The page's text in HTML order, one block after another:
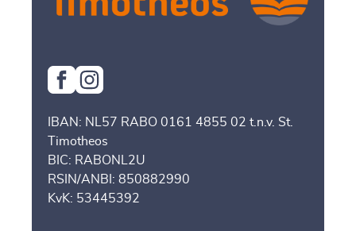
IBAN: NL57 RABO 0161 4855 02 t.n.v. St.
Timotheos
BIC: RABONL2U
RSIN/ANBI: 850882990
KvK: 53445392